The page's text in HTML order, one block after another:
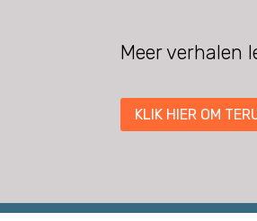
Meer verhalen
KLIK HIER OM